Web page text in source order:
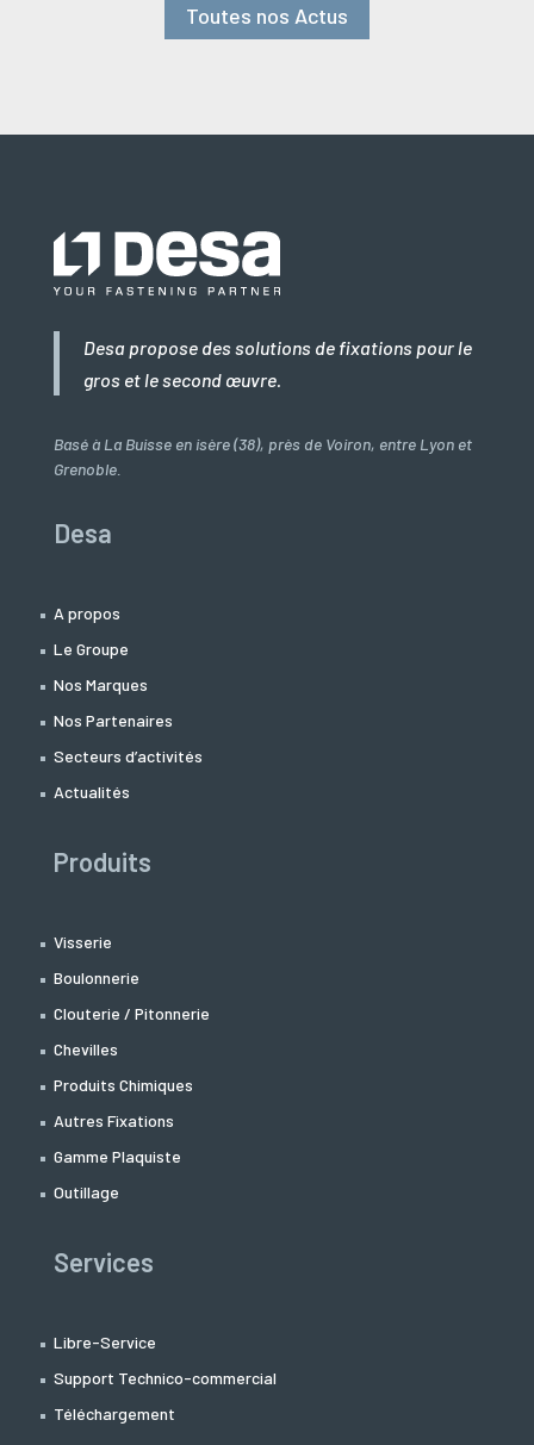
Toutes nos Actus
Desa propose des solutions de fixations pour le
gros et le second œuvre.
Basé à La Buisse en isère (38), près de Voiron, entre Lyon et
Grenoble.
Desa
A propos
Le Groupe
Nos Marques
Nos Partenaires
Secteurs d’activités
Actualités
Produits
Visserie
Boulonnerie
Clouterie / Pitonnerie
Chevilles
Produits Chimiques
Autres Fixations
Gamme Plaquiste
Outillage
Services
Libre-Service
Support Technico-commercial
Téléchargement